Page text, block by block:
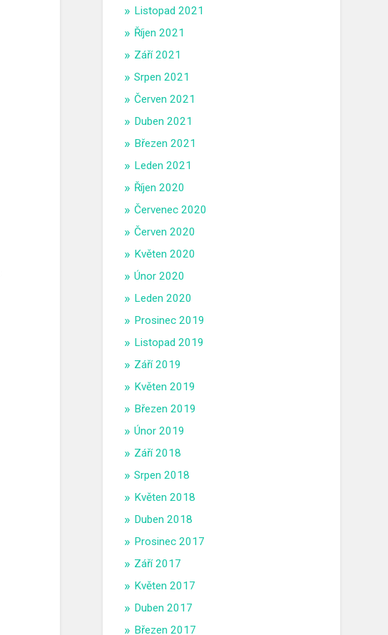
Listopad 2021
Říjen 2021
Září 2021
Srpen 2021
Červen 2021
Duben 2021
Březen 2021
Leden 2021
Říjen 2020
Červenec 2020
Červen 2020
Květen 2020
Únor 2020
Leden 2020
Prosinec 2019
Listopad 2019
Září 2019
Květen 2019
Březen 2019
Únor 2019
Září 2018
Srpen 2018
Květen 2018
Duben 2018
Prosinec 2017
Září 2017
Květen 2017
Duben 2017
Březen 2017